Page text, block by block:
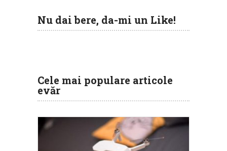
Nu dai bere, da-mi un Like!
Cele mai populare articole
evăr